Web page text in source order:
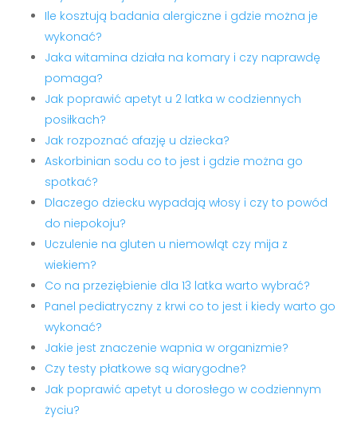
Ile kosztują badania alergiczne i gdzie można je
wykonać?
Jaka witamina działa na komary i czy naprawdę
pomaga?
Jak poprawić apetyt u 2 latka w codziennych
posiłkach?
Jak rozpoznać afazję u dziecka?
Askorbinian sodu co to jest i gdzie można go
spotkać?
Dlaczego dziecku wypadają włosy i czy to powód
do niepokoju?
Uczulenie na gluten u niemowląt czy mija z
wiekiem?
Co na przeziębienie dla 13 latka warto wybrać?
Panel pediatryczny z krwi co to jest i kiedy warto go
wykonać?
Jakie jest znaczenie wapnia w organizmie?
Czy testy płatkowe są wiarygodne?
Jak poprawić apetyt u dorosłego w codziennym
życiu?